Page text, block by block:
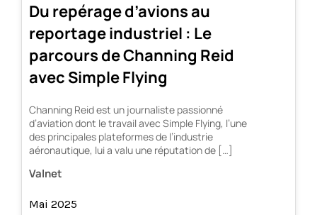
Du repérage d’avions au
reportage industriel : Le
parcours de Channing Reid
avec Simple Flying
Channing Reid est un journaliste passionné
d’aviation dont le travail avec Simple Flying, l’une
des principales plateformes de l’industrie
aéronautique, lui a valu une réputation de […]
Valnet
Mai 2025